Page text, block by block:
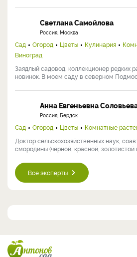
Светлана Самойлова
Россия, Москва
Сад Огород Цветы Кулинария
Виноград
Заядлый садовод, коллекционер редких
новинок. В моем саду в северном
Анна Евгеньевна
Россия, Бердск
Сад Огород Цветы Комнатные
Доктор сельскохозяйственных наук,
смородины (чёрной, красной, золотистой
Все эксперты